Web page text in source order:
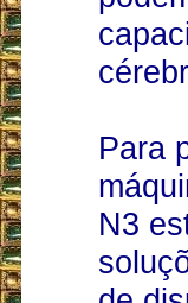
Para
N3